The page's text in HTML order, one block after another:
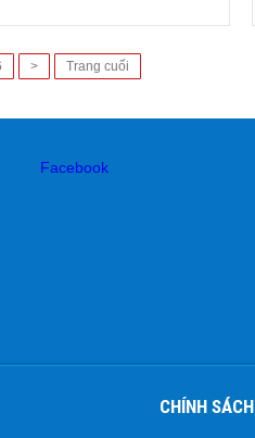
> Trang cuối
Facebook
CHÍNH SÁCH